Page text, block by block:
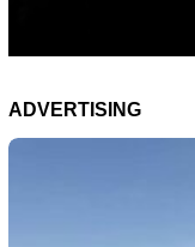
ADVERTISING